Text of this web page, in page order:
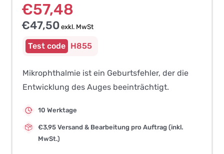
€57,48
€47,50exkl. MwSt
H855
Mikrophthalmie ist ein Geburtsfehler, der die
Entwicklung des Auges beeinträchtigt.
10 Werktage
€3,95 Versand & Bearbeitung pro Auftrag (inkl.
MwSt.)